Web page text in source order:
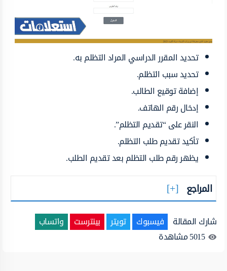
تحديد المقرر الدراسي المراد التظلم به.
تحديد سبب التظلم.
إضافة توقيع الطالب.
إدخال رقم الهاتف.
النقر على “تقديم التظلم”.
تأكيد تقديم طلب التظلم.
يظهر رقم طلب التظلم بعد تقديم الطلب.
المراجع
شارك المقالة فيسبوك تويتر بينترست
واتساب
5015مشاهدة